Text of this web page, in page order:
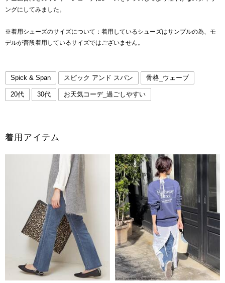
ングにしてみました。
※着用シューズのサイズについて：着用しているシューズはサンプルの為、モ
デルが普段着用しているサイズではございません。
Spick & Span スピック アンド スパン 骨格_ウェーブ
20代 30代 お天気コーデ_過ごしやすい
着用アイテム